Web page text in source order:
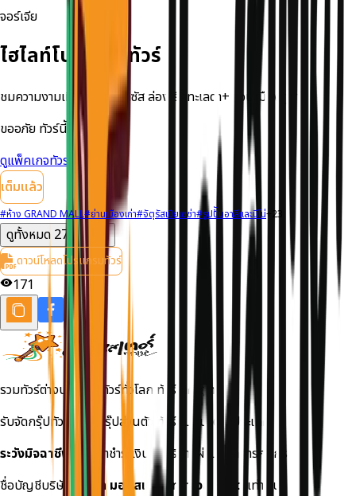
จอร์เจีย
ไฮไลท์โปรแกรมทัวร์
ชมความงามเทือกเขาคอเคซัส ล่องเรือทะเลด่า+นอนเมืองกูตาอูรี
ขออภัย ทัวร์นี้เต็มแล้ว
ดูแพ็คเกจทัวร์ที่ใกล้เคียง
เต็มแล้ว
#ห้าง GRAND MALL#ย่านเมืองเก่า#จัตุรัสเปียเซซ่า#รูปป้ันอาลีและนีโน่+ 23
ดูทั้งหมด 27 รายการ
ดาวน์โหลดโปรแกรมทัวร์
171
รวมทัวร์ต่างประเทศ ทัวร์ทั่วโลก ทัวร์ราคาถูก
รับจัดกรุ๊ปทัวร์เหมา กรุ๊ปส่วนตัว ทัวร์สัมมนาต่างประเทศ
ระวังมิจฉาชีพ!
กรุณาชำระเงินค่าบริการผ่านธนาคารกสิกร
ชื่อบัญชีบริษัท
บริษัท มอนสเตอร์ ทราเวล จำกัด เท่านั้น